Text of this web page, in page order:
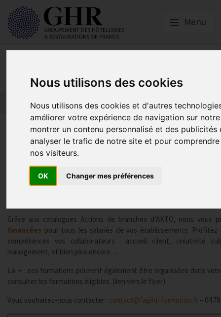
Nous utilisons des cookies
Nous utilisons des cookies et d'autres
améliorer votre expérience de navigation sur
montrer un contenu personnalisé et des publicités
analyser le trafic de notre site et pour
nos visiteurs.
OK Changer mes préférences
Menu
L’actualité des partenaires Nos partenaires
Chez FAGIHT Formation,
catalogue de formations
Fagiht Formation
Grâce aux catalogues Actions de branches d’AKTO, nous vous
financées pour tous les salariés de vos établissements.
compétences vos collaborateurs : accueil client, créativité
management, et bien plus encore…
Le + : ces formations peuvent également être organisées dans
consulter les formations éligibles. (lien vers le flyer)
Vous souhaitez-nous contacter : contact@fagiht-formation.fr – 04